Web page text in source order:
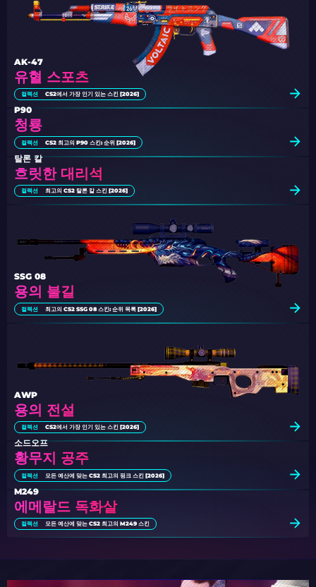
유혈 스포츠
AK-47
컬렉션 CS2에서 가장 인기 있는 스킨 [2026]
청룡
P90
컬렉션 CS2 최고의 P90 스킨: 순위 [2026]
흐릿한 대리석
탈론 칼
컬렉션 최고의 CS2 탈론 칼 스킨 [2026]
용의 불길
SSG 08
컬렉션 최고의 CS2 SSG 08 스킨: 순위 목록 [2026]
용의 전설
AWP
컬렉션 CS2에서 가장 인기 있는 스킨 [2026]
황무지 공주
소드오프
컬렉션 모든 예산에 맞는 CS2 최고의 핑크 스킨 [2026]
에메랄드 독화살
M249
컬렉션 모든 예산에 맞는 CS2 최고의 M249 스킨